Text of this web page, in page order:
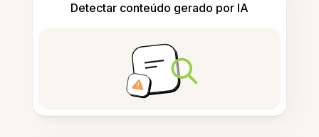
Detectar conteúdo gerado por IA